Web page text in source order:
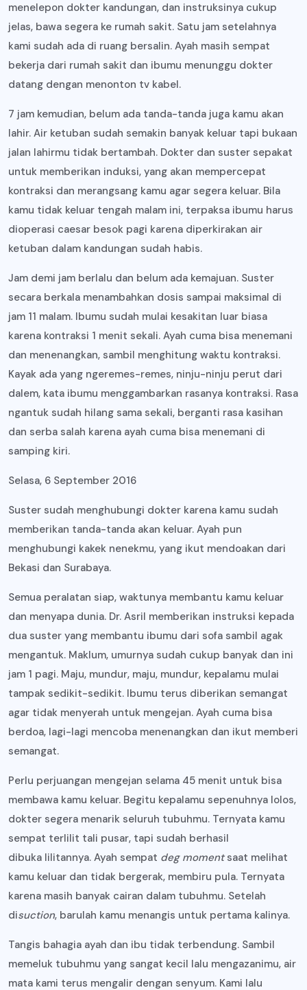
menelepon dokter kandungan, dan instruksinya cukup
jelas, bawa segera ke rumah sakit. Satu jam setelahnya
kami sudah ada di ruang bersalin. Ayah masih sempat
bekerja dari rumah sakit dan ibumu menunggu dokter
datang dengan menonton tv kabel.
7 jam kemudian, belum ada tanda-tanda juga kamu akan
lahir. Air ketuban sudah semakin banyak keluar tapi bukaan
jalan lahirmu tidak bertambah. Dokter dan suster sepakat
untuk memberikan induksi, yang akan mempercepat
kontraksi dan merangsang kamu agar segera keluar. Bila
kamu tidak keluar tengah malam ini, terpaksa ibumu harus
dioperasi caesar besok pagi karena diperkirakan air
ketuban dalam kandungan sudah habis.
Jam demi jam berlalu dan belum ada kemajuan. Suster
secara berkala menambahkan dosis sampai maksimal di
jam 11 malam. Ibumu sudah mulai kesakitan luar biasa
karena kontraksi 1 menit sekali. Ayah cuma bisa menemani
dan menenangkan, sambil menghitung waktu kontraksi.
Kayak ada yang ngeremes-remes, ninju-ninju perut dari
dalem, kata ibumu menggambarkan rasanya kontraksi. Rasa
ngantuk sudah hilang sama sekali, berganti rasa kasihan
dan serba salah karena ayah cuma bisa menemani di
samping kiri.
Selasa, 6 September 2016
Suster sudah menghubungi dokter karena kamu sudah
memberikan tanda-tanda akan keluar. Ayah pun
menghubungi kakek nenekmu, yang ikut mendoakan dari
Bekasi dan Surabaya.
Semua peralatan siap, waktunya membantu kamu keluar
dan menyapa dunia. Dr. Asril memberikan instruksi kepada
dua suster yang membantu ibumu dari sofa sambil agak
mengantuk. Maklum, umurnya sudah cukup banyak dan ini
jam 1 pagi. Maju, mundur, maju, mundur, kepalamu mulai
tampak sedikit-sedikit. Ibumu terus diberikan semangat
agar tidak menyerah untuk mengejan. Ayah cuma bisa
berdoa, lagi-lagi mencoba menenangkan dan ikut memberi
semangat.
Perlu perjuangan mengejan selama 45 menit untuk bisa
membawa kamu keluar. Begitu kepalamu sepenuhnya lolos,
dokter segera menarik seluruh tubuhmu. Ternyata kamu
sempat terlilit tali pusar, tapi sudah berhasil
dibuka lilitannya. Ayah sempat deg momentsaat melihat
kamu keluar dan tidak bergerak, membiru pula. Ternyata
karena masih banyak cairan dalam tubuhmu. Setelah
disuction, barulah kamu menangis untuk pertama kalinya.
Tangis bahagia ayah dan ibu tidak terbendung. Sambil
memeluk tubuhmu yang sangat kecil lalu mengazanimu, air
mata kami terus mengalir dengan senyum. Kami lalu